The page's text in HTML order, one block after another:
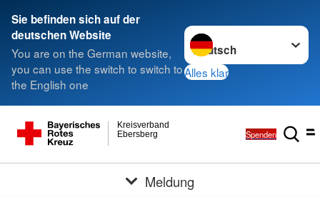
Sie befinden sich auf der
deutschen Website
You are on the German website,
you can use the switch to switch to
the English one
Sprache wechseln zu
Alles klar
Ebersberg
Kreisverband
Spenden
Meldung